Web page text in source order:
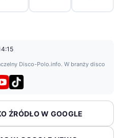
Disco-Polo.info. W branży disco
ŹRÓDŁO W GOOGLE